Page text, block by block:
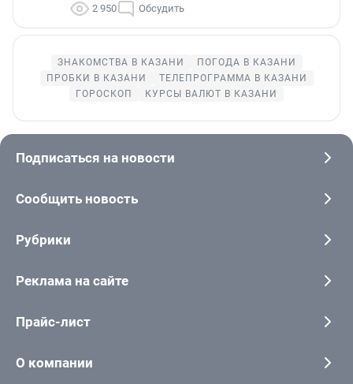
2 950 Обсудить
ЗНАКОМСТВА В КАЗАНИ
ПОГОДА В КАЗАНИ
ПРОБКИ В КАЗАНИ
ТЕЛЕПРОГРАММА В КАЗАНИ
ГОРОСКОП
КУРСЫ ВАЛЮТ В КАЗАНИ
Подписаться на новости
Сообщить новость
Рубрики
Реклама на сайте
Прайс-лист
О компании